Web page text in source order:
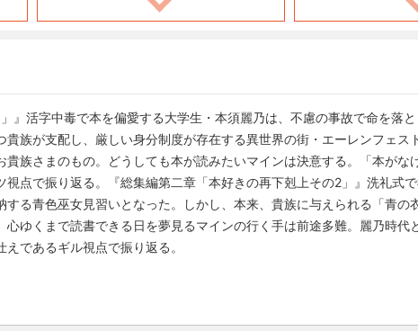
』活字中毒で本を偏愛する大学生・本須麗乃は、不慮の事故で命を落
族が支配し、厳しい身分制度が存在する異世界の街・エーレンフェス
族さまのもの。どうしても本が読みたいマインは決意する。「本がな
点で振り返る。『総集編第二章「本好きの再下剋上その2」』洗礼式
る青色巫女見習いとなった。しかし、本来、貴族に与えられる「青の
ゆくまで読書できる日を夢見るマインの行く手は前途多難。麗乃時代
であるギル視点で振り返る。